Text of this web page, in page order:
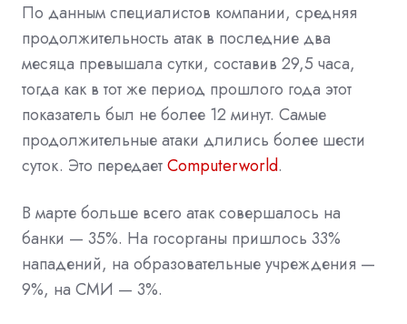
По данным специалистов компании, средняя
продолжительность атак в последние два
месяца превышала сутки, составив 29,5 часа,
тогда как в тот же период прошлого года этот
показатель был не более 12 минут. Самые
продолжительные атаки длились более шести
суток. Это передаетComputerworld.
В марте больше всего атак совершалось на
банки — 35%. На госорганы пришлось 33%
нападений, на образовательные учреждения —
9%, на СМИ — 3%.